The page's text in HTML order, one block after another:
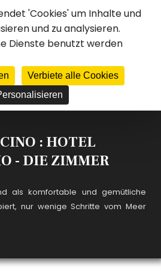
'Cookies' um Inhalte und
und zu analysieren.
Dienste benutzt werden
Verbiete alle Cookies
JE RÉSERVE MON SÉJOUR
: HOTEL
- DIE ZIMMER
als komfortable und gemütliche
nur wenige Schritte vom Meer